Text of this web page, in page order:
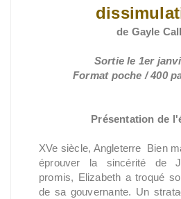
de Gayle
Sortie le 1er
Format poche / 400
Présentation de
XVe siècle, Angleterre Bien
éprouver la sincérité de
promis, Elizabeth a troqué
de sa gouvernante. Un